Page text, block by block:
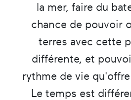
la mer, faire du
chance de pouvoir
terres avec cette
différente, et
rythme de vie
Le temps est